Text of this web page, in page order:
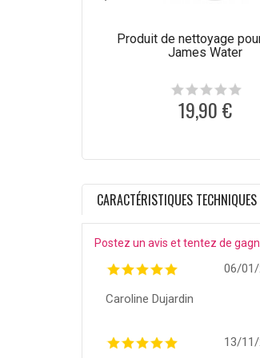
Produit de nettoyage
James Water
19,90 €
CARACTÉRISTIQUES TECHNIQUES
Postez un avis et tentez de
06/
Caroline Dujardin
13/